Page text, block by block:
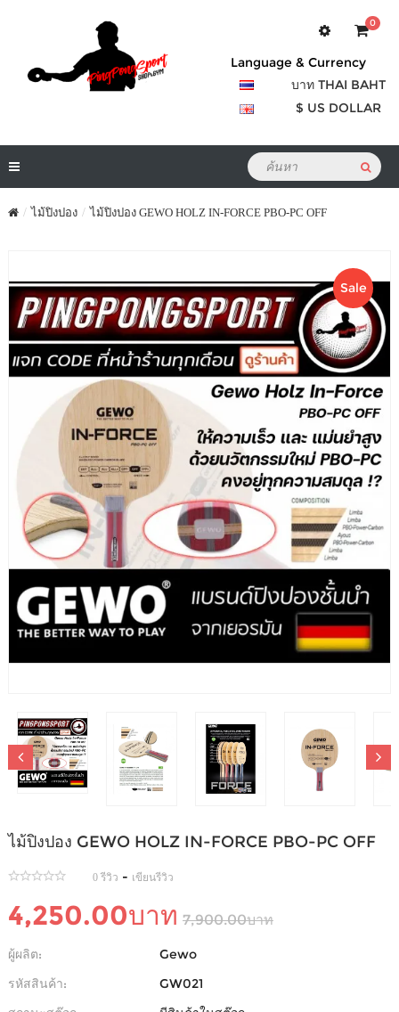
0
Language & Currency
บาท THAI BAHT
$ US DOLLAR
ไม้ปิงปอง ไม้ปิงปอง GEWO HOLZ IN-FORCE PBO-PC OFF
Sale
ไม้ปิงปอง GEWO HOLZ IN-FORCE PBO-PC OFF
0 รีวิว - เขียนรีวิว
4,250.00บาท 7,900.00บาท
ผู้ผลิต:
Gewo
รหัสสินค้า:
GW021